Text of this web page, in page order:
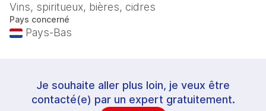
Vins, spiritueux, bières, cidres
Pays concerné
Pays-Bas
Je souhaite aller plus loin, je veux être
contacté(e) par un expert gratuitement.